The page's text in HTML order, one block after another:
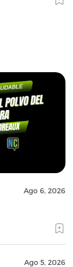
Ago 6, 2026
Ago 5, 2026